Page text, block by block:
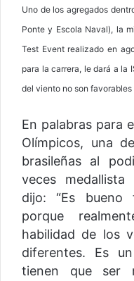
Uno de los agregados
Ponte y Escola Naval), la
Test Event realizado en
para la carrera, le dará a la
del viento no son
En palabras para
Olímpicos, una
brasileñas al
veces
dijo: “Es bueno
porque
habilidad de los
diferentes. Es
tienen que ser